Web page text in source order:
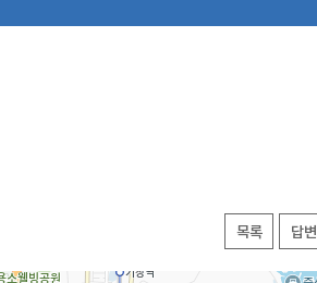
목록 답변